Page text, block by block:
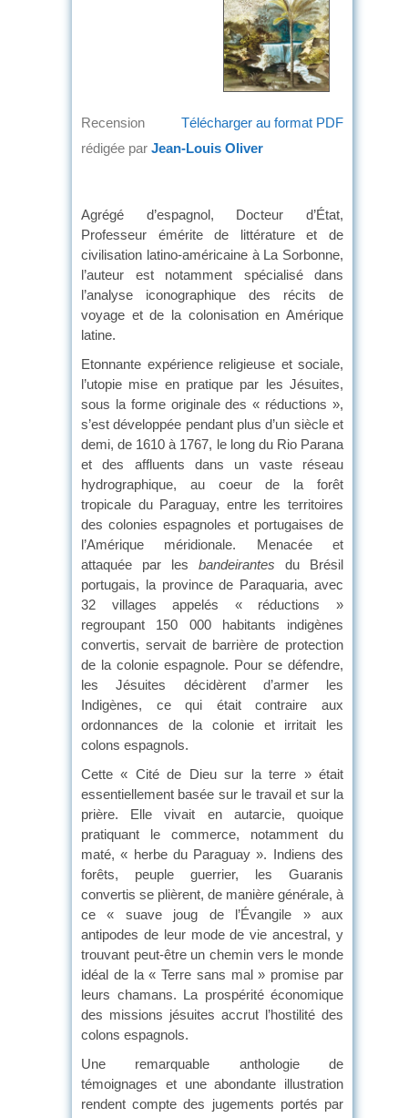
Télécharger au format PDF
Recension
rédigée par Jean-Louis Oliver
Agrégé d’espagnol, Docteur d’État,
Professeur émérite de littérature et de
civilisation latino-américaine à La Sorbonne,
l’auteur est notamment spécialisé dans
l’analyse iconographique des récits de
voyage et de la colonisation en Amérique
latine.
Etonnante expérience religieuse et sociale,
l’utopie mise en pratique par les Jésuites,
sous la forme originale des « réductions »,
s’est développée pendant plus d’un siècle et
demi, de 1610 à 1767, le long du Rio Parana
et des affluents dans un vaste réseau
hydrographique, au coeur de la forêt
tropicale du Paraguay, entre les territoires
des colonies espagnoles et portugaises de
l’Amérique méridionale. Menacée et
attaquée par les bandeirantes du Brésil
portugais, la province de Paraquaria, avec
32 villages appelés « réductions »
regroupant 150 000 habitants indigènes
convertis, servait de barrière de protection
de la colonie espagnole. Pour se défendre,
les Jésuites décidèrent d’armer les
Indigènes, ce qui était contraire aux
ordonnances de la colonie et irritait les
colons espagnols.
Cette « Cité de Dieu sur la terre » était
essentiellement basée sur le travail et sur la
prière. Elle vivait en autarcie, quoique
pratiquant le commerce, notamment du
maté, « herbe du Paraguay ». Indiens des
forêts, peuple guerrier, les Guaranis
convertis se plièrent, de manière générale, à
ce « suave joug de l’Évangile » aux
antipodes de leur mode de vie ancestral, y
trouvant peut-être un chemin vers le monde
idéal de la « Terre sans mal » promise par
leurs chamans. La prospérité économique
des missions jésuites accrut l’hostilité des
colons espagnols.
Une remarquable anthologie de
témoignages et une abondante illustration
rendent compte des jugements portés par